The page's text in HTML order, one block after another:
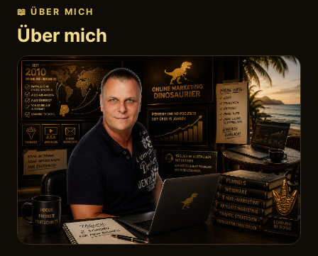
📖 ÜBER MICH
Über mich